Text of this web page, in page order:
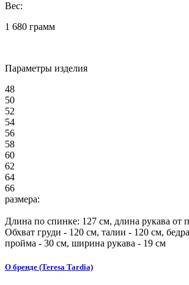
Вес:
1 680 грамм
Параметры изделия
48
50
52
54
56
58
60
62
64
66
размера:
Длина по спинке: 127 см, длина рукава от
Обхват груди - 120 см, талии - 120 см,
пройма - 30 см, ширина рукава - 19 см
О бренде (Teresa Tardia)